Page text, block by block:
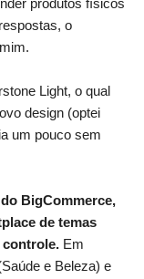
produtos físicos
o
Light, o qual
design (optei
um pouco sem
BigCommerce,
de temas
controle. Em
e Beleza) e